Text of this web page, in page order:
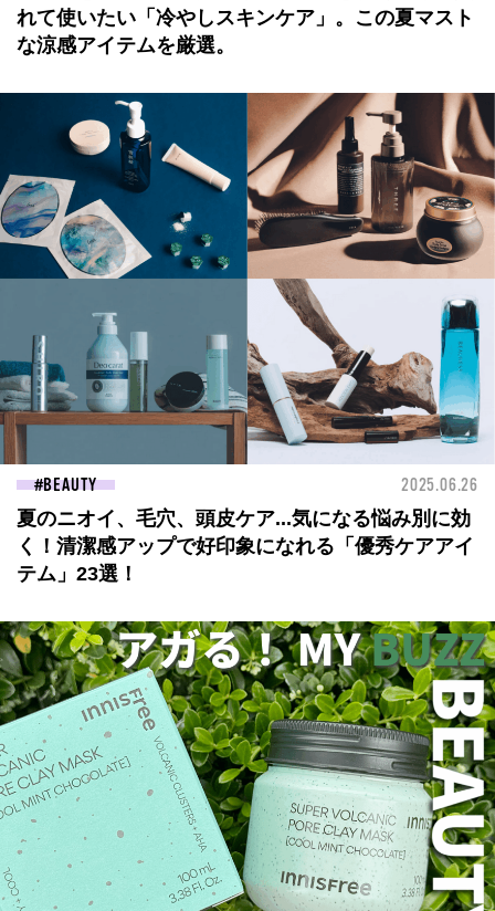
れて使いたい「冷やしスキンケア」。この夏マスト
な涼感アイテムを厳選。
BEAUTY 2025.06.26
夏のニオイ、毛穴、頭皮ケア...気になる悩み別に効
く！清潔感アップで好印象になれる「優秀ケアアイ
テム」23選！